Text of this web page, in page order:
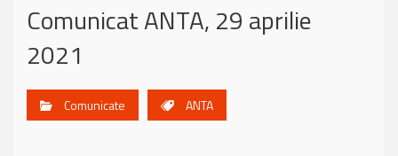
Comunicat ANTA, 29 aprilie
2021
Comunicate ANTA